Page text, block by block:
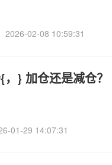
2026-02-08 10:59:31
，} 加仓还是减仓？
01-29 14:07:31